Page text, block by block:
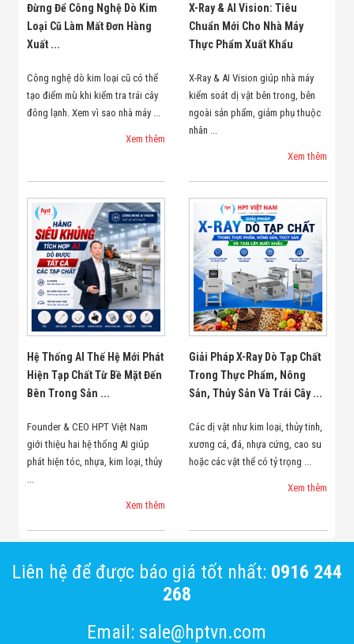
Đừng Để Công Nghệ Dò Kim
Loại Cũ Làm Mất Đơn Hàng
Xuất ...
Công nghệ dò kim loại cũ có thể
tạo điểm mù khi kiểm tra trái cây
đông lạnh. Xem vì sao nhà máy ...
Xem thêm
X-Ray & AI Vision: Tiêu
Chuẩn Mới Cho Nhà Máy
Thực Phẩm Xuất Khẩu
X-Ray & AI Vision giúp nhà máy
kiểm soát dị vật bên trong, bên
ngoài sản phẩm, giảm phụ thuộc
nhân ...
Xem thêm
Hệ Thống AI Thế Hệ Mới Phát
Hiện Tạp Chất Từ Bề Mặt Đến
Bên Trong Sản ...
Founder & CEO HPT Việt Nam
giới thiệu hai hệ thống AI giúp
phát hiện tóc, nhựa, kim loại, thủy
Xem thêm
Giải Pháp X-Ray Dò Tạp Chất
Trong Thực Phẩm, Nông
Sản, Thủy Sản Và Trái Cây ...
Các dị vật như kim loại, thủy tinh,
xương cá, đá, nhựa cứng, cao su
hoặc các vật thể có tỷ trọng ...
Xem thêm
Liên hệ để được báo giá tốt nhất: 0916 244
268
Email: sale@hptvn.com